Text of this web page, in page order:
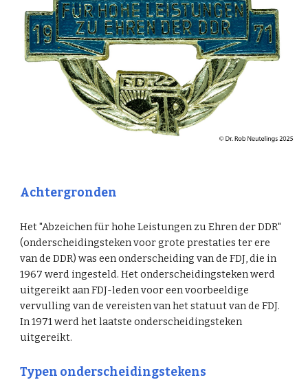
Achtergronden
Het "Abzeichen für hohe Leistungen zu Ehren der DDR"
(onderscheidingsteken voor grote prestaties ter ere
van de DDR) was een onderscheiding van de FDJ, die in
1967 werd ingesteld. Het onderscheidingsteken werd
uitgereikt aan FDJ-leden voor een voorbeeldige
vervulling van de vereisten van het statuut van de FDJ.
In 1971 werd het laatste onderscheidingsteken
uitgereikt.
Typen onderscheidingstekens